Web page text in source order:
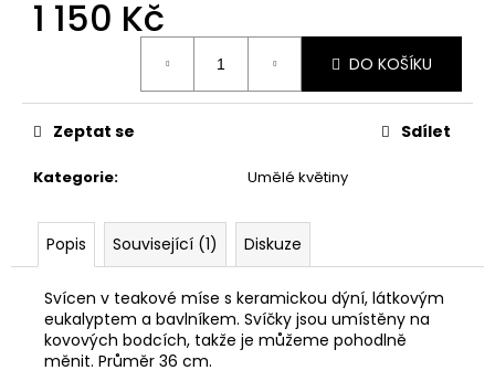
1 150 Kč
DO KOŠÍKU
Kategorie: Umělé květiny
Zeptat se Sdílet
Popis Související (1) Diskuze
Svícen v teakové míse s keramickou dýní, látkovým
eukalyptem a bavlníkem. Svíčky jsou umístěny na
kovových bodcích, takže je můžeme pohodlně
měnit. Průměr 36 cm.
e
STABILIZOVANÁ
KVĚTINA,
RŮŽE
ANDĚL
398
Kč